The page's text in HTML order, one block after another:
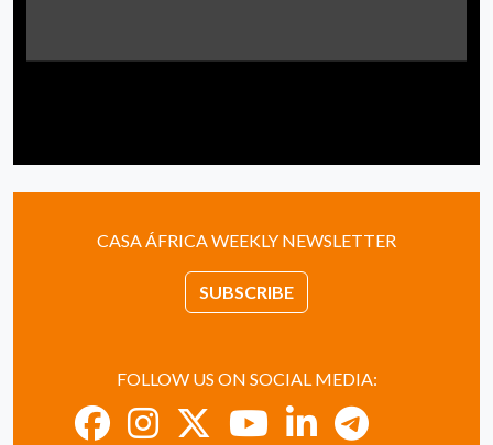
CASA ÁFRICA WEEKLY NEWSLETTER
SUBSCRIBE
FOLLOW US ON SOCIAL MEDIA: